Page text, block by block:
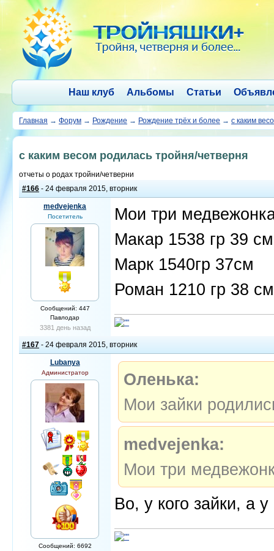
Наш клуб Альбомы Статьи
Главная → Форум → Рождение → Рождение трёх и более → с каким
с каким весом родилась тройня/четверня
отчеты о родах тройни/четверни
#166 - 24 февраля 2015, вторник
medvejenka
Посетитель
Сообщений: 447
Павлодар
3381 день назад
Мои три
Макар 1538 гр 39 см
Марк 1540гр 37см
Роман 1210 гр 38 см
#167 - 24 февраля 2015, вторник
Lubanya
Администратор
Сообщений: 6692
Оленька:
Мои зайки
medvejenka:
Мои три
Во, у кого зайки, а